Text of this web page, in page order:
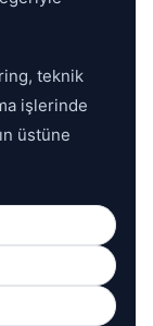
teknik
işlerinde
üstüne